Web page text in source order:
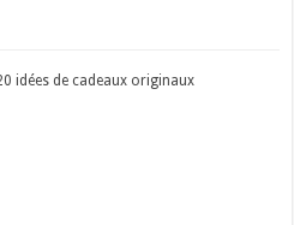
idées de cadeaux originaux